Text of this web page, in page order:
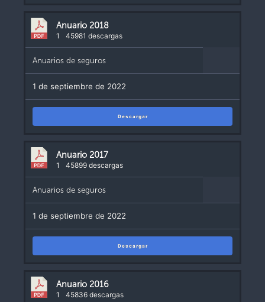
Anuario 2018
1 45981 descargas
Anuarios de seguros
1 de septiembre de 2022
Descargar
Anuario 2017
1 45899 descargas
Anuarios de seguros
1 de septiembre de 2022
Descargar
Anuario 2016
1 45836 descargas